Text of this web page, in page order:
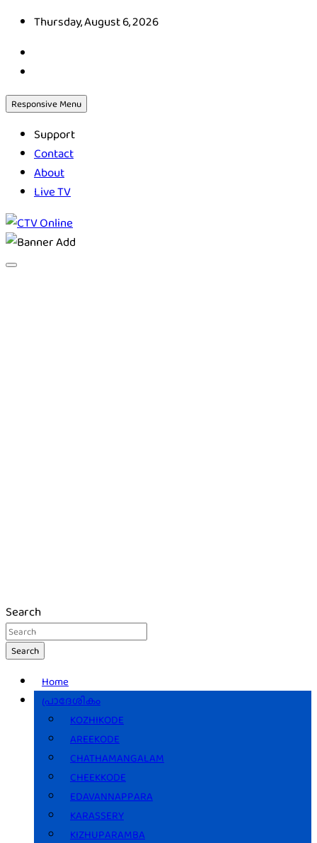
Skip
content
Thursday, August 6, 2026
Responsive Menu
Support
Contact
About
Live TV
CTV Online
Search
Search
Home
പ്രാദേശികം
KOZHIKODE
AREEKODE
CHATHAMANGALAM
CHEEKKODE
EDAVANNAPPARA
KARASSERY
KIZHUPARAMBA